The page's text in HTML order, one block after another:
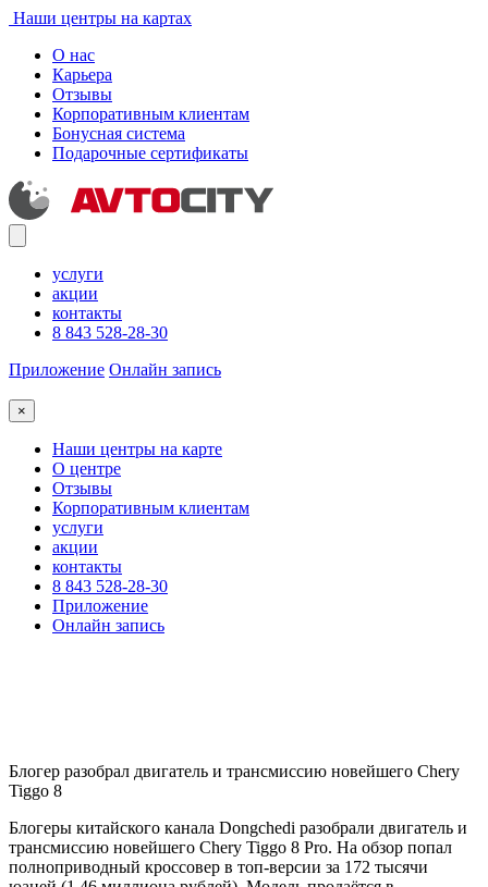
Наши центры на картах
О нас
Карьера
Отзывы
Корпоративным клиентам
Бонусная система
Подарочные сертификаты
услуги
акции
контакты
8 843 528-28-30
Приложение Онлайн запись
×
Наши центры на карте
О центре
Отзывы
Корпоративным клиентам
услуги
акции
контакты
8 843 528-28-30
Приложение
Онлайн запись
Блогер разобрал двигатель и трансмиссию новейшего Chery
Tiggo 8
Блогеры китайского канала Dongchedi разобрали двигатель и
трансмиссию новейшего Chery Tiggo 8 Pro. На обзор попал
полноприводный кроссовер в топ-версии за 172 тысячи